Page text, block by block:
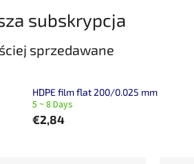
subskrypcja
sprzedawane
HDPE film flat 200/0.025 mm
5 ~ 8 Days
€2,84